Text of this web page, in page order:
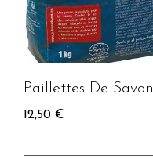
Paillettes De Savon
12,50 €